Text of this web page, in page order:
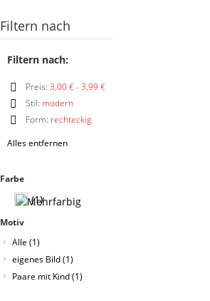
Filtern nach
Filtern nach:
Preis: 3,00 € - 3,99 €
Diesen
Artikel
entfernen
Stil: modern
Diesen
entfernen
Form: rechteckig
Artikel
Alles entfernen
Farbe
(1)
Motiv
Alle (1)
eigenes Bild(1)
Paare mit Kind(1)